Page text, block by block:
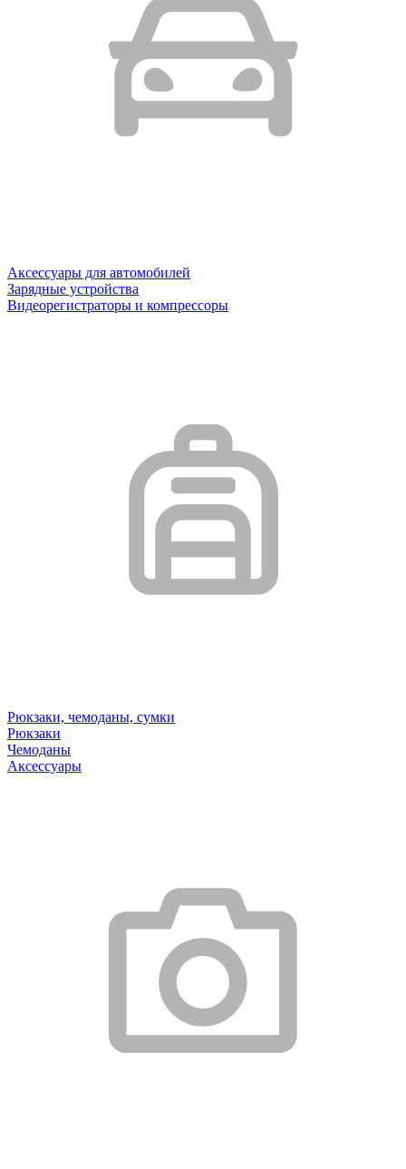
Аксессуары для автомобилей
Зарядные устройства
Видеорегистраторы и компрессоры
Рюкзаки, чемоданы, сумки
Рюкзаки
Чемоданы
Аксессуары